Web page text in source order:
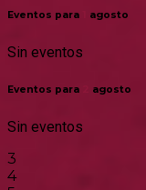
Eventos para agosto
Sin eventos
Eventos para agosto
Sin eventos
3
4